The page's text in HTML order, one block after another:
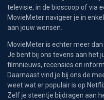
televisie, in de bioscoop of via
MovieMeter navigeer je in
aan jouw wensen.
MovieMeter is echter meer
Je bent bij ons tevens aan het
filmnieuws, recensies en
Daarnaast vind je bij ons de
weet wat er populair is op
Zelf je steentje bijdragen aan